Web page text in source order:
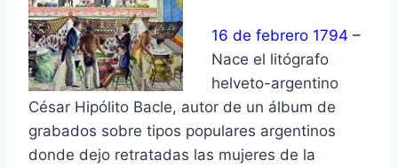
16 de febrero 1794 –
Nace el litógrafo
helveto-argentino
César Hipólito Bacle, autor de un álbum de
grabados sobre tipos populares argentinos
donde dejo retratadas las mujeres de la